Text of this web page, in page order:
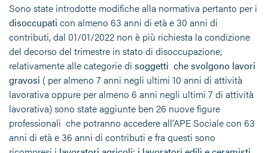
Sono state introdotte modifiche alla normativa pertanto per i
disoccupati con almeno 63 anni di età e 30 anni di
contributi, dal 01/01/2022 non è più richiesta la condizione
del decorso del trimestre in stato di disoccupazione;
relativamente alle categorie di soggetti che svolgono lavori
gravosi ( per almeno 7 anni negli ultimi 10 anni di attività
lavorativa oppure per almeno 6 anni negli ultimi 7 di attività
lavorativa) sono state aggiunte ben 26 nuove figure
professionali che potranno accedere all’APE Sociale con 63
anni di età e 36 anni di contributi e fra questi sono